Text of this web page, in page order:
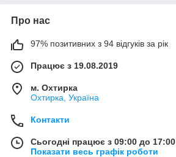
Про нас
97% позитивних з 94 відгуків за рік
Працює з 19.08.2019
м. Охтирка
Охтирка, Україна
Контакти
Сьогодні працює з 09:00 до 17:00
Показати весь графік роботи